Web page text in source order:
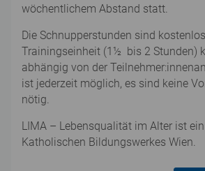
wöchentlichem Abstand statt.
Die Schnupperstunden sind
Trainingseinheit (1½ bis 2 Stunden)
abhängig von der
ist jederzeit möglich, es sind keine
nötig.
LIMA – Lebensqualität im Alter ist
Katholischen Bildungswerkes Wien.